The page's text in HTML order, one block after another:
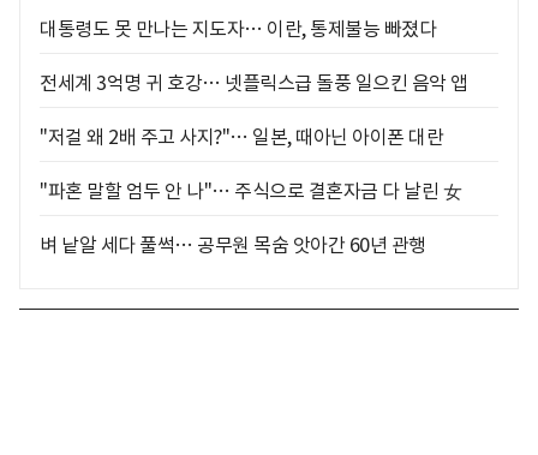
대통령도 못 만나는 지도자… 이란, 통제불능 빠졌다
전세계 3억명 귀 호강… 넷플릭스급 돌풍 일으킨 음악 앱
"저걸 왜 2배 주고 사지?"… 일본, 때아닌 아이폰 대란
"파혼 말할 엄두 안 나"… 주식으로 결혼자금 다 날린 女
벼 낱알 세다 풀썩… 공무원 목숨 앗아간 60년 관행